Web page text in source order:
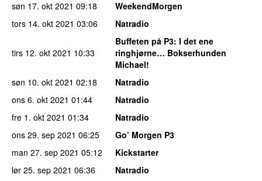
søn 17. okt 2021 09:18
WeekendMorgen
tors 14. okt 2021 03:06 Natradio
tirs 12. okt 2021 10:33
Buffeten på P3: I det ene
ringhjørne… Bokserhunden
Michael!
søn 10. okt 2021 02:18
Natradio
ons 6. okt 2021 01:44
Natradio
fre 1. okt 2021 01:34
Natradio
ons 29. sep 2021 06:25
Go’ Morgen P3
man 27. sep 2021 05:12
Kickstarter
lør 25. sep 2021 06:36
Natradio